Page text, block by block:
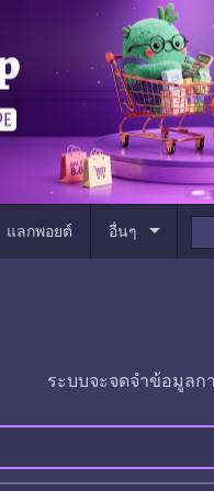
แลกพอยต์ อื่นๆ arrow_drop_down
ระบบจะจดจำข้อมูลก